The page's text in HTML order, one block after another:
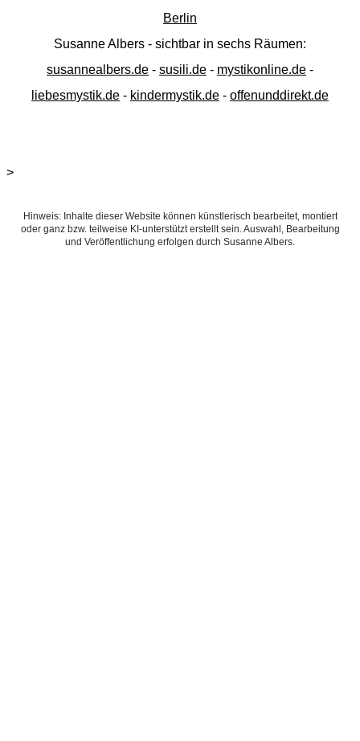
Berlin
Susanne Albers - sichtbar in sechs Räumen:
susannealbers.de - susili.de - mystikonline.de -
liebesmystik.de - kindermystik.de - offenunddirekt.de
>
Hinweis: Inhalte dieser Website können künstlerisch bearbeitet, montiert
oder ganz bzw. teilweise KI-unterstützt erstellt sein. Auswahl, Bearbeitung
und Veröffentlichung erfolgen durch Susanne Albers.